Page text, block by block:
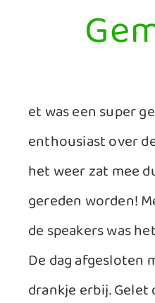
et was een super
enthousiast over
het weer zat mee
gereden worden!
de speakers was
De dag afgesloten
drankje erbij. Gelet